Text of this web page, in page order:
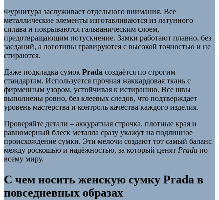
Фурнитура заслуживает отдельного внимания. Все
металлические элементы изготавливаются из латунного
сплава и покрываются гальваническим слоем,
предотвращающим потускнение. Замки работают плавно, без
заеданий, а логотипы гравируются с высокой точностью и не
стираются.
Даже подкладка сумок Prada создаётся по строгим
стандартам. Используется прочная жаккардовая ткань с
фирменным узором, устойчивая к истиранию. Все швы
выполнены ровно, без клеевых следов, что подтверждает
уровень мастерства и контроль качества каждого изделия.
Проверяйте детали – аккуратная строчка, плотные края и
равномерный блеск металла сразу укажут на подлинное
происхождение сумки. Эти мелочи создают тот самый баланс
между роскошью и надёжностью, за который ценят Prada по
всему миру.
С чем носить женскую сумку Prada в
повседневных образах